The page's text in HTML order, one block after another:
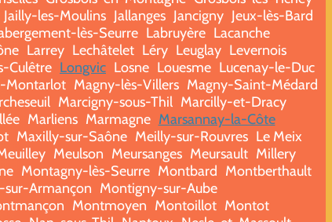
Jailly-les-Moulins Jallanges Jancigny Jeux-lès-Bard
lès-Seurre Labruyère Lacanche
Larrey Lechâtelet Léry Leuglay Levernois
Culêtre Longvic Losne Louesme Lucenay-le-Duc
Montarlot Magny-lès-Villers Magny-Saint-Médard
Marcigny-sous-Thil Marcilly-et-Dracy
Marliens Marmagne Marsannay-la-Côte
Maxilly-sur-Saône Meilly-sur-Rouvres Le Meix
Meulson Meursanges Meursault Millery
Montagny-lès-Seurre Montbard Montberthault
Armançon Montigny-sur-Aube
Montmoyen Montoillot Montot